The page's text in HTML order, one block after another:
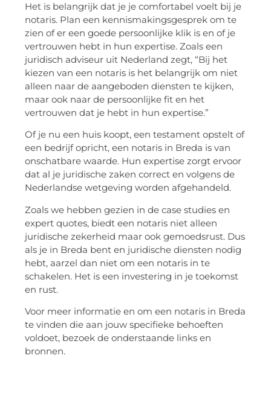
Het is belangrijk dat je je comfortabel voelt bij je
notaris. Plan een kennismakingsgesprek om te
zien of er een goede persoonlijke klik is en of je
vertrouwen hebt in hun expertise. Zoals een
juridisch adviseur uit Nederland zegt, “Bij het
kiezen van een notaris is het belangrijk om niet
alleen naar de aangeboden diensten te kijken,
maar ook naar de persoonlijke fit en het
vertrouwen dat je hebt in hun expertise.”
Of je nu een huis koopt, een testament opstelt of
een bedrijf opricht, een notaris in Breda is van
onschatbare waarde. Hun expertise zorgt ervoor
dat al je juridische zaken correct en volgens de
Nederlandse wetgeving worden afgehandeld.
Zoals we hebben gezien in de case studies en
expert quotes, biedt een notaris niet alleen
juridische zekerheid maar ook gemoedsrust. Dus
als je in Breda bent en juridische diensten nodig
hebt, aarzel dan niet om een notaris in te
schakelen. Het is een investering in je toekomst
en rust.
Voor meer informatie en om een notaris in Breda
te vinden die aan jouw specifieke behoeften
voldoet, bezoek de onderstaande links en
bronnen.